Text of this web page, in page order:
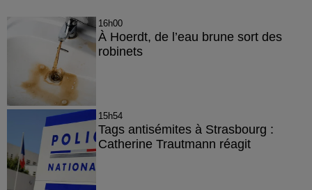
16h00
À Hoerdt, de l’eau brune sort des
robinets
15h54
Tags antisémites à Strasbourg :
Catherine Trautmann réagit